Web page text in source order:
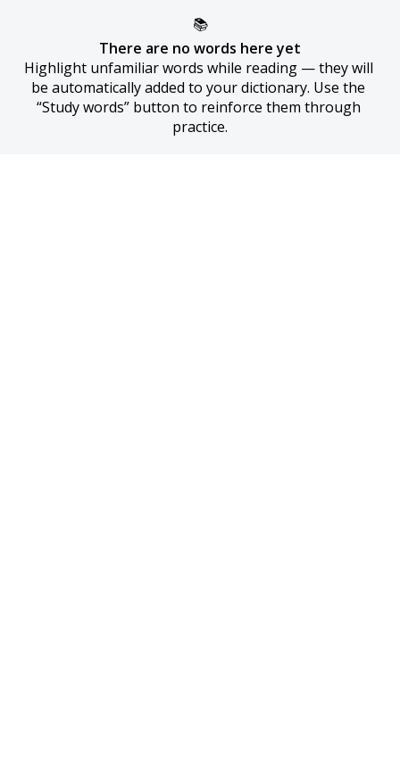
📚
There are no words here yet
Highlight unfamiliar words while reading — they will
be automatically added to your dictionary. Use the
“Study words” button to reinforce them through
practice.